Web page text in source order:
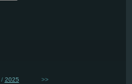
2025 >>